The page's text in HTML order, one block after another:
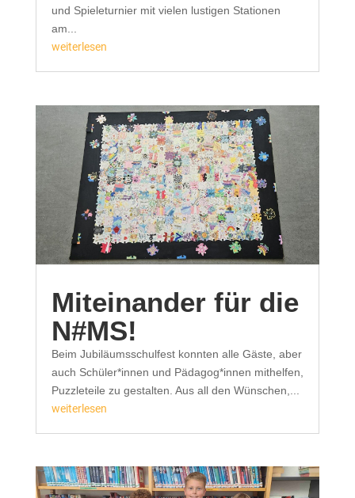
und Spieleturnier mit vielen lustigen Stationen
am...
weiterlesen
Miteinander für die
N#MS!
Beim Jubiläumsschulfest konnten alle Gäste, aber
auch Schüler*innen und Pädagog*innen mithelfen,
Puzzleteile zu gestalten. Aus all den Wünschen,...
weiterlesen